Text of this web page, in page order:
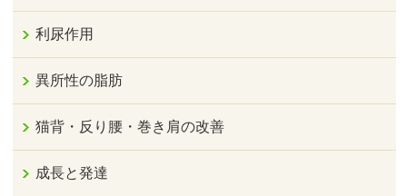
利尿作用
異所性の脂肪
猫背・反り腰・巻き肩の改善
成長と発達